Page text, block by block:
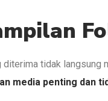
diterima tidak langsung
media penting dan